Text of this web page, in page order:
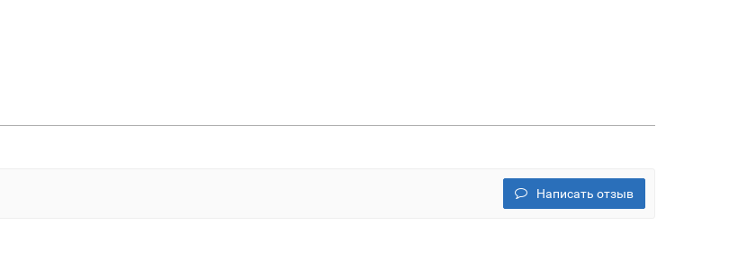
Написать отзыв